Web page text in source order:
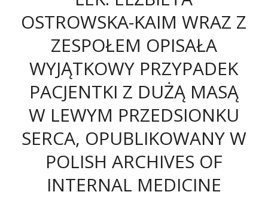
OSTROWSKA-KAIM WRAZ Z
ZESPOŁEM OPISAŁA
WYJĄTKOWY PRZYPADEK
PACJENTKI Z DUŻĄ MASĄ
W LEWYM PRZEDSIONKU
SERCA, OPUBLIKOWANY W
POLISH ARCHIVES OF
INTERNAL MEDICINE